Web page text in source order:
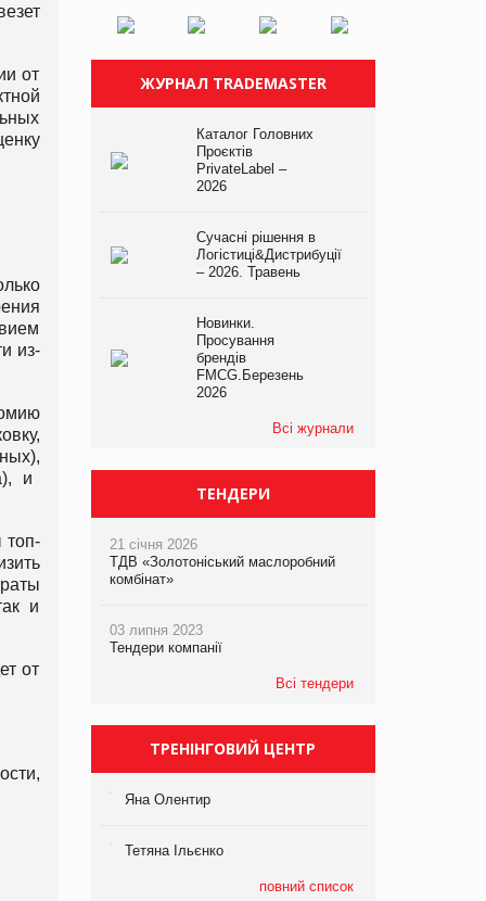
от
из-
и
топ-
и
от
ЖУРНАЛ TRADEMASTER
Каталог Головних
Проєктів
PrivateLabel –
2026
Сучасні рішення в
Логістиці&Дистрибуції
– 2026. Травень
Новинки.
Просування
брендів
FMCG.Березень
2026
Всі журнали
ТЕНДЕРИ
21 січня 2026
ТДВ «Золотоніський маслоробний
комбінат»
03 липня 2023
Тендери компанії
Всі тендери
ТРЕНІНГОВИЙ ЦЕНТР
Яна Олентир
Тетяна Ільєнко
повний список